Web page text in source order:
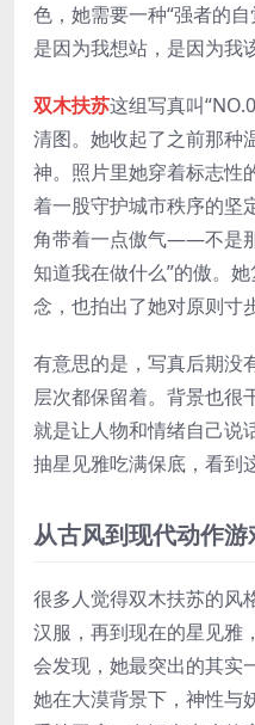
色，她需要一种“强者的
是因为我想站，是因为我
双木扶苏这组写真叫
清图。她收起了之前那种
神。照片里她穿着标志性
着一股守护城市秩序的坚
角带着一点傲气——不是
知道我在做什么”的傲。
念，也拍出了她对原则寸
有意思的是，写真后期没
层次都保留着。背景也很
就是让人物和情绪自己说
抽星见雅吃满保底，看到
从古风到现代动作
很多人觉得双木扶苏的风
汉服，再到现在的星见雅
会发现，她最突出的其实
她在大漠背景下，神性与